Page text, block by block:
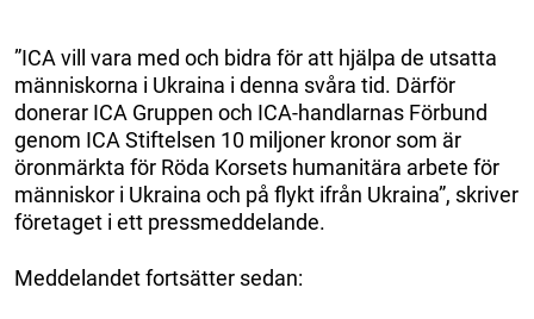
”ICA vill vara med och bidra för att hjälpa de utsatta
människorna i Ukraina i denna svåra tid. Därför
donerar ICA Gruppen och ICA-handlarnas Förbund
genom ICA Stiftelsen 10 miljoner kronor som är
öronmärkta för Röda Korsets humanitära arbete för
människor i Ukraina och på flykt ifrån Ukraina”, skriver
företaget i ett pressmeddelande.
Meddelandet fortsätter sedan: